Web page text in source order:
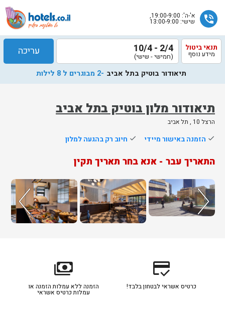
phone_in_talk א'-ה': 19:00-9:00,
שישי: 13:00-9:00
תיאודור מלון בוטיק בתל אביב
הרצל 10 , תל אביב
תנאי ביטול
מידע נוסף 2/4 - 10/4
(חמישי - שישי) עריכה
תיאודור בוטיק בתל אביב -2 מבוגרים ל 8 לילות
done הזמנה באישור מיידי done חיוב רק בהגעה למלון
התאריך עבר - אנא בחר תאריך תקין
שלח
הוטלס
אליך
בשעות
הפעילות
credit_score
כרטיס אשראי לבטחון בלבד!
payments
הזמנה ללא עמלות הזמנה או
עמלות כרטיס אשראי